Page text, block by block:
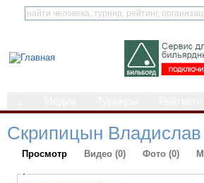
Скрипицын
Просмотр Видео (0) Фото (0)
-